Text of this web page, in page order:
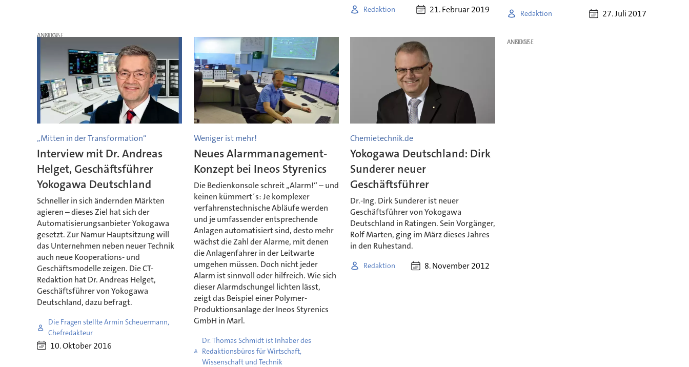
Redaktion 21. Februar 2019 Redaktion 27. Juli 2017
ANZEIGE
„Mitten in der Transformation“
Interview mit Dr. Andreas
Helget, Geschäftsführer
Yokogawa Deutschland
Schneller in sich ändernden Märkten
agieren – dieses Ziel hat sich der
Automatisierungsanbieter Yokogawa
gesetzt. Zur Namur Hauptsitzung will
das Unternehmen neben neuer Technik
auch neue Kooperations- und
Geschäftsmodelle zeigen. Die CT-
Redaktion hat Dr. Andreas Helget,
Geschäftsführer von Yokogawa
Deutschland, dazu befragt.
Die Fragen stellte Armin Scheuermann,
Chefredakteur
10. Oktober 2016
Weniger ist mehr!
Neues Alarmmanagement-
Konzept bei Ineos Styrenics
Die Bedienkonsole schreit „Alarm!“ – und
keinen kümmert´s: Je komplexer
verfahrenstechnische Abläufe werden
und je umfassender entsprechende
Anlagen automatisiert sind, desto mehr
wächst die Zahl der Alarme, mit denen
die Anlagenfahrer in der Leitwarte
umgehen müssen. Doch nicht jeder
Alarm ist sinnvoll oder hilfreich. Wie sich
dieser Alarmdschungel lichten lässt,
zeigt das Beispiel einer Polymer-
Produktionsanlage der Ineos Styrenics
GmbH in Marl.
Dr. Thomas Schmidt ist Inhaber des
Redaktionsbüros für Wirtschaft,
Wissenschaft und Technik
Chemietechnik.de
Yokogawa Deutschland: Dirk
Sunderer neuer
Geschäftsführer
Dr.-Ing. Dirk Sunderer ist neuer
Geschäftsführer von Yokogawa
Deutschland in Ratingen. Sein Vorgänger,
Rolf Marten, ging im März dieses Jahres
in den Ruhestand.
Redaktion 8. November 2012
ANZEIGE